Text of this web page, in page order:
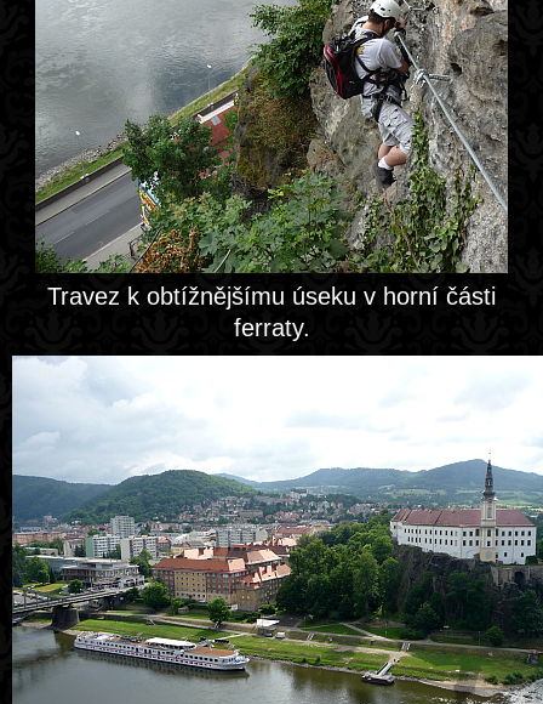
Travez k obtížnějšímu úseku v horní části
ferraty.